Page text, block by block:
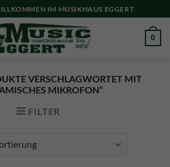
IM MUSIKHAUS EGGERT
0
VERSCHLAGWORTET MIT
MIKROFON“
FILTER